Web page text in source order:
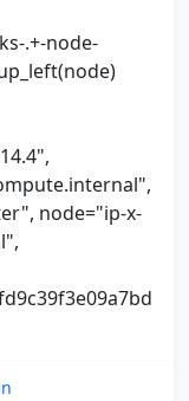
.+-node-
node="ip-x-